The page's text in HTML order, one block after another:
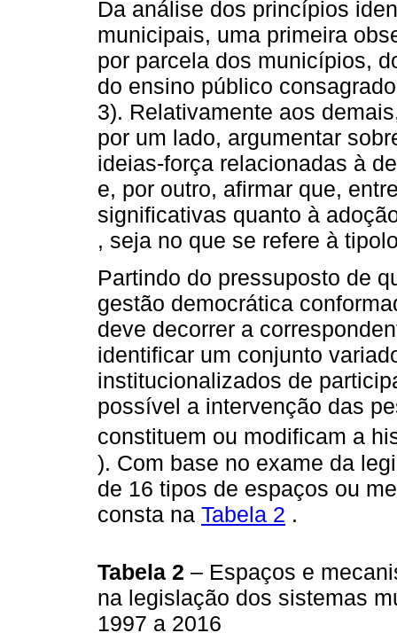
Da análise dos princípios
municipais, uma primeira
por parcela dos municípios,
do ensino público
3). Relativamente aos
por um lado, argumentar
ideias-força relacionadas à
e, por outro, afirmar que,
significativas quanto à
, seja no que se refere à
Partindo do pressuposto de
gestão democrática
deve decorrer a
identificar um conjunto
institucionalizados de
possível a intervenção das
constituem ou modificam a
). Com base no exame da
de 16 tipos de espaços ou
consta na Tabela 2 .
Tabela 2 – Espaços e
na legislação dos sistemas
1997 a 2016